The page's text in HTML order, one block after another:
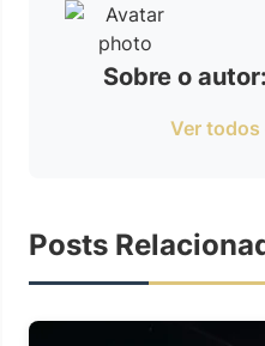
Sobre o
Ver
Posts